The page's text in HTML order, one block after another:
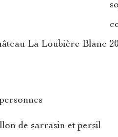
La Loubière Blanc
de sarrasin et persil